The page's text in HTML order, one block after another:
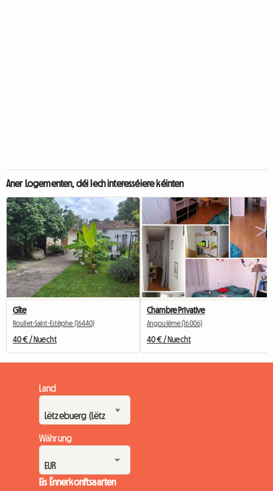
Aner Logementen, déi Iech interesséiere kéinten
Gîte
Roullet-Saint-Estèphe (16440)
40 € / Nuecht
Chambre Privative
Angoulême (16006)
40 € / Nuecht
Land
Währung
Eis Ënnerkonftsaarten